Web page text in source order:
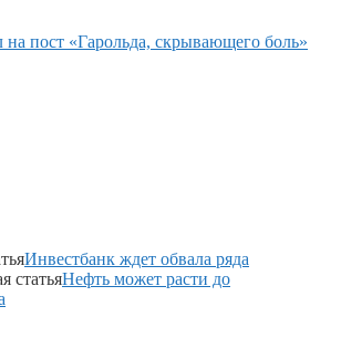
пост «Гарольда, скрывающего боль»
Инвестбанк ждет обвала ряда
статьяНефть может расти до